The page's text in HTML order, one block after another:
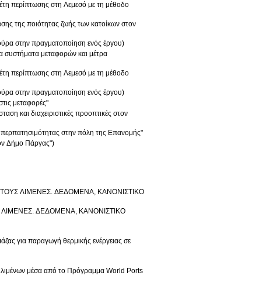
στη Λεμεσό με τη μέθοδο
της ποιότητας ζωής των κατοίκων στον
στην πραγματοποίηση ενός έργου)
μεταφορών και μέτρα
περίπτωσης στη Λεμεσό με τη μέθοδο
στην πραγματοποίηση ενός έργου)
μεταφορές"
και διαχειριστικές προοπτικές στον
στην πόλη της Επανομής"
Δήμο Πάργας")
ΛΙΜΕΝΕΣ. ΔΕΔΟΜΕΝΑ, ΚΑΝΟΝΙΣΤΙΚΟ
ΛΙΜΕΝΕΣ. ΔΕΔΟΜΕΝΑ, ΚΑΝΟΝΙΣΤΙΚΟ
για παραγωγή θερμικής ενέργειας σε
μέσα από το Πρόγραμμα World Ports